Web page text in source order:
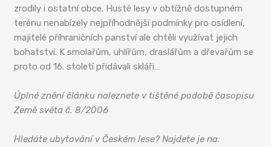
zrodily i ostatní obce. Husté lesy v obtížně dostupném
terénu nenabízely nejpříhodnější podmínky pro osídlení,
majitelé příhraničních panství ale chtěli využívat jejich
bohatství. K smolařům, uhlířům, draslářům a dřevařům se
proto od 16. století přidávali skláři…
Úplné znění článku naleznete v tištěné podobě časopisu
Země světa č. 8/2006
Hledáte ubytování v Českém lese? Najdete je na: